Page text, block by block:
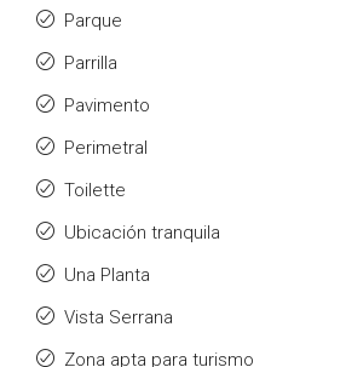
Parque
Parrilla
Pavimento
Perimetral
Toilette
Ubicación tranquila
Una Planta
Vista Serrana
Zona apta para turismo